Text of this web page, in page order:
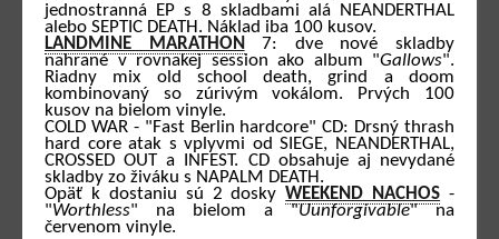
jednostranná EP s 8 skladbami alá NEANDERTHAL
alebo SEPTIC DEATH. Náklad iba 100 kusov.
LANDMINE MARATHON 7: dve nové skladby
nahrané v rovnakej session ako album "Gallows".
Riadny mix old school death, grind a doom
kombinovaný so zúrivým vokálom. Prvých 100
kusov na bielom vinyle.
COLD WAR - "Fast Berlin hardcore" CD: Drsný thrash
hard core atak s vplyvmi od SIEGE, NEANDERTHAL,
CROSSED OUT a INFEST. CD obsahuje aj nevydané
skladby zo živáku s NAPALM DEATH.
Opäť k dostaniu sú 2 doskyWEEKEND NACHOS -
"Worthless" na bielom a "Uunforgivable" na
červenom vinyle.